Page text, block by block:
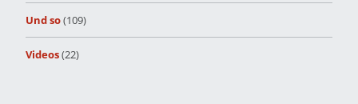
Und so(109)
Videos(22)